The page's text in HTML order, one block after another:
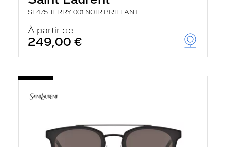
SL475 JERRY 001 NOIR BRILLANT
À partir de
249,00 €